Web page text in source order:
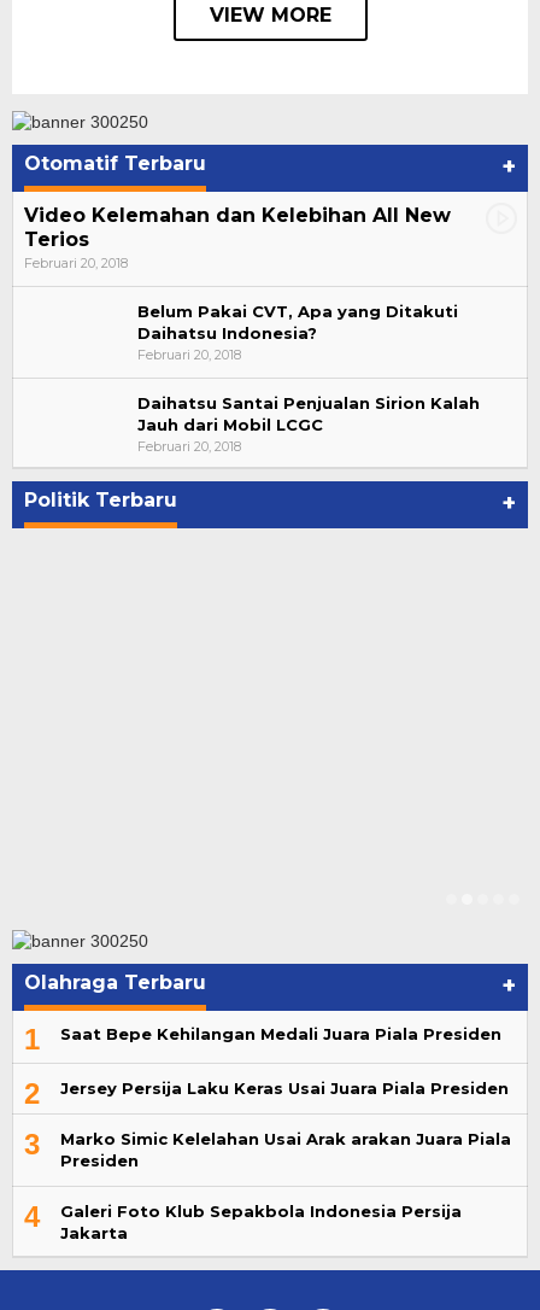
VIEW MORE
Otomatif Terbaru +
Video Kelemahan dan Kelebihan All New
Terios
Februari 20, 2018
Belum Pakai CVT, Apa yang Ditakuti
Daihatsu Indonesia?
Februari 20, 2018
Daihatsu Santai Penjualan Sirion Kalah
Jauh dari Mobil LCGC
Februari 20, 2018
Politik Terbaru +
Bupati Ahmad Hijazi, Hadiri Paripurna Hasil
Penetapan Paslon Bupati dan Wabup Te…
Di NASIONAL, POLITIK, REJANG LEBONG
Olahraga Terbaru +
1 Saat Bepe Kehilangan Medali Juara Piala Presiden
2 Jersey Persija Laku Keras Usai Juara Piala Presiden
3
Marko Simic Kelelahan Usai Arak arakan Juara Piala
Presiden
4
Galeri Foto Klub Sepakbola Indonesia Persija
Jakarta